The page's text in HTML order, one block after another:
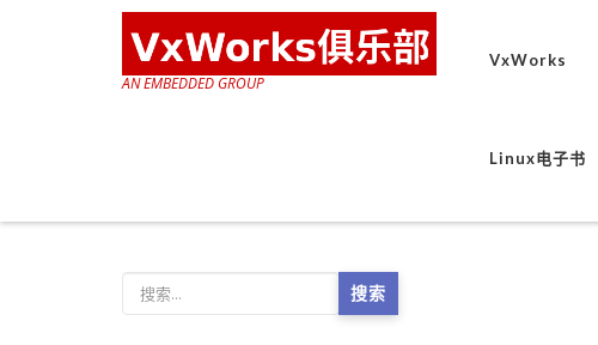
AN EMBEDDED GROUP
VxWorks
Linux电子书
搜索